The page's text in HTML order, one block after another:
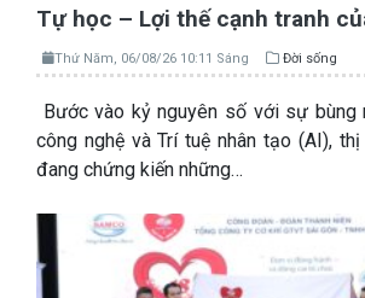
Tự học – Lợi thế cạnh tranh
Thứ Năm, 06/08/26 10:11 Sáng Đời sống
Bước vào kỷ nguyên số với sự bùng
công nghệ và Trí tuệ nhân tạo (AI),
đang chứng kiến những…